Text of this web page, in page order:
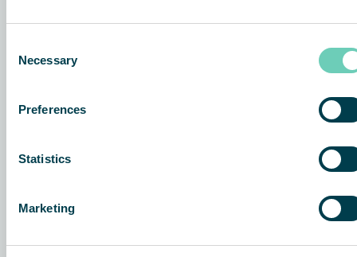
Selection
Necessary
Preferences
Statistics
Marketing